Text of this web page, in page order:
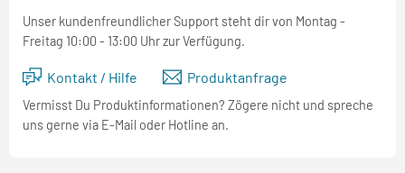
Unser kundenfreundlicher Support steht dir von Montag -
Freitag 10:00 - 13:00 Uhr zur Verfügung.
Kontakt / Hilfe Produktanfrage
Vermisst Du Produktinformationen? Zögere nicht und spreche
uns gerne via E-Mail oder Hotline an.